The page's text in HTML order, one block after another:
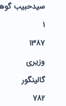
سیدحبیب
1
1387
وزیری
گالینگور
782